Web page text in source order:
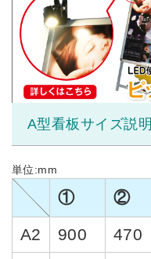
A型看板サイズ説明
単位:mm
① ②
A2 900 470